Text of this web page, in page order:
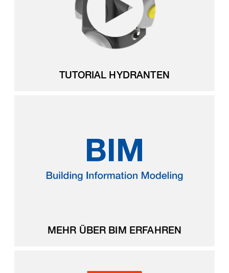
TUTORIAL HYDRANTEN
MEHR ÜBER BIM ERFAHREN